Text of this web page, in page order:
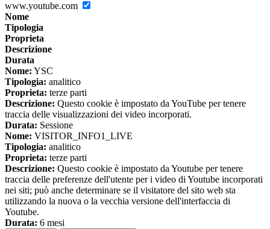
www.youtube.com
Nome
Tipologia
Proprieta
Descrizione
Durata
Nome: YSC
Tipologia: analitico
Proprieta: terze parti
Descrizione: Questo cookie è impostato da YouTube per tenere
traccia delle visualizzazioni dei video incorporati.
Durata: Sessione
Nome: VISITOR_INFO1_LIVE
Tipologia: analitico
Proprieta: terze parti
Descrizione: Questo cookie è impostato da Youtube per tenere
traccia delle preferenze dell'utente per i video di Youtube incorporati
nei siti; può anche determinare se il visitatore del sito web sta
utilizzando la nuova o la vecchia versione dell'interfaccia di
Youtube.
Durata: 6 mesi